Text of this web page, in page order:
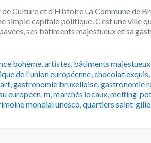
Culture et d’Histoire La Commune de
simple capitale politique. C’est une ville
ses bâtiments majestueux et sa
bohème,artistes, bâtiments majestueux
de l'union européenne,chocolat exquis,
,gastronomie bruxelloise,gastronomie
européen,m,marchés locaux,melting-
mondial unesco,quartiers saint-